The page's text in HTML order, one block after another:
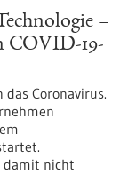
–
COVID-19-
Coronavirus.
damit nicht